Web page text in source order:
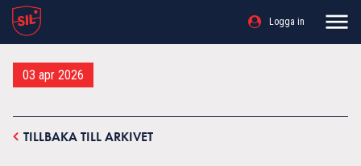
Logga in
03 apr 2026
TILLBAKA TILL ARKIVET